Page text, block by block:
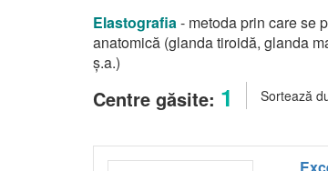
Elastografia- metoda prin care se
anatomică (glanda tiroidă, glanda
ș.a.)
Centre găsite: 1 Sortează